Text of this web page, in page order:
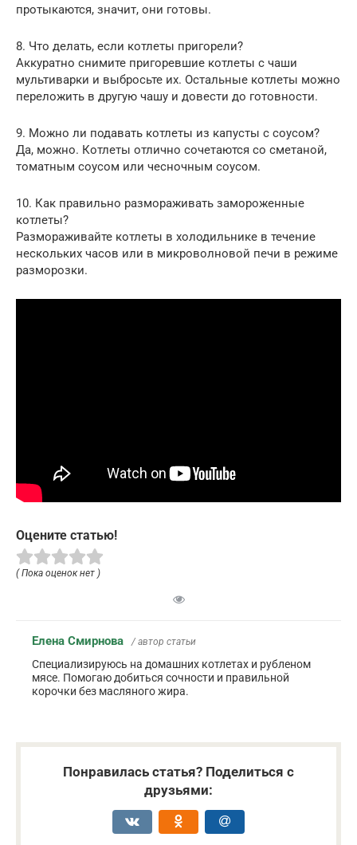
протыкаются, значит, они готовы.
8. Что делать, если котлеты пригорели?
Аккуратно снимите пригоревшие котлеты с чаши
мультиварки и выбросьте их. Остальные котлеты можно
переложить в другую чашу и довести до готовности.
9. Можно ли подавать котлеты из капусты с соусом?
Да, можно. Котлеты отлично сочетаются со сметаной,
томатным соусом или чесночным соусом.
10. Как правильно размораживать замороженные
котлеты?
Размораживайте котлеты в холодильнике в течение
нескольких часов или в микроволновой печи в режиме
разморозки.
Оцените статью!
( Пока оценок нет )
Елена Смирнова / автор статьи
Специализируюсь на домашних котлетах и рубленом
мясе. Помогаю добиться сочности и правильной
корочки без масляного жира.
Понравилась статья? Поделиться с
друзьями: